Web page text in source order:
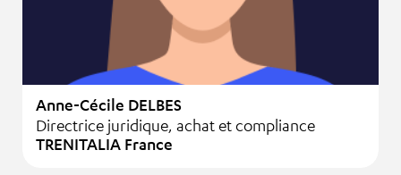
Anne-Cécile DELBES
Directrice juridique, achat et compliance
TRENITALIA France